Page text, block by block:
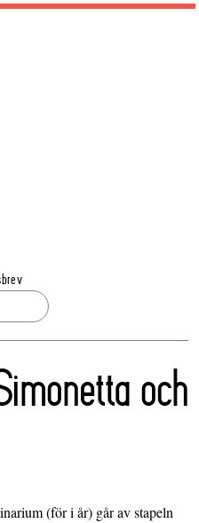
och
(för i år) går av stapeln